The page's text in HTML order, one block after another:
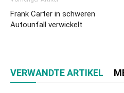
Frank Carter in schweren
Autounfall verwickelt
VERWANDTE ARTIKEL